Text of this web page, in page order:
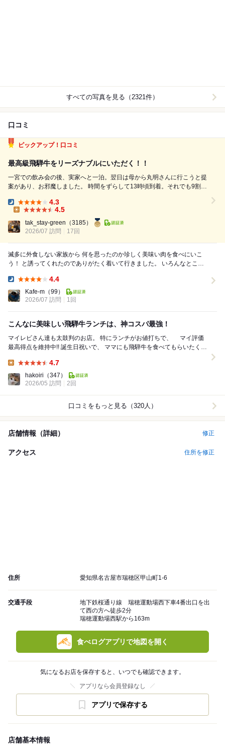
すべての写真を見る（2321件）
口コミ
ピックアップ！口コミ
最高級飛騨牛をリーズナブルにいただく！！
一宮での飲み会の後、実家へと一泊。翌日は母から丸明さんに行こうと提
案があり、お邪魔しました。 時間をずらして13時頃到着。それでも9割ぐ
生大を出してもらう時に、いつもの切り落とし御膳とホルモンの味噌を2
Dinner:
4.3
4.5
tak_stay-green （3185）
2026/07 訪問
17回
滅多に外食しない家族から 何を思ったのか珍しく美味い肉を食べにいこ
う！ と誘ってくれたのでありがたく着いて行きました。 いろんなところ
4.4
Kafe-m （99）
2026/07 訪問
1回
こんなに美味しい飛騨牛ランチは、神コスパ最強！
マイレビさん達も太鼓判のお店。 特にランチがお値打ちで、 マイ評価
最高得点を維持中!! 誕生日祝いで、 ママにも飛騨牛を食べてもらいたくて
4.7
hakoiri （347）
2026/05 訪問
2回
口コミをもっと見る（320人）
店舗情報（詳細） 修正
アクセス 住所を修正
住所 愛知県名古屋市瑞穂区甲山町1-6
交通手段
地下鉄桜通り線 瑞穂運動場西下車4番出口を出
て西の方へ徒歩2分
瑞穂運動場西駅から163m
食べログアプリで地図を開く
気になるお店を保存すると、いつでも確認できます。
アプリなら会員登録なし
アプリで保存する
店舗基本情報